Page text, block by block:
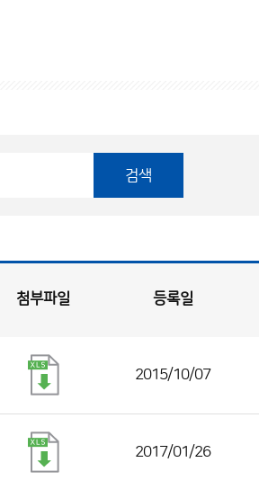
검색
첨부파일 등록일
2015/10/07
2017/01/26